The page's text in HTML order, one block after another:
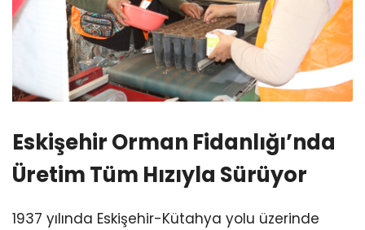
Eskişehir Orman Fidanlığı’nda
Üretim Tüm Hızıyla Sürüyor
1937 yılında Eskişehir-Kütahya yolu üzerinde